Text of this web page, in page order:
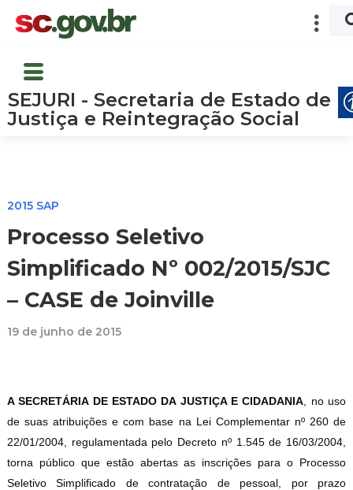
SEJURI - Secretaria de Estado de
Justiça e Reintegração Social
2015 SAP
Processo Seletivo
Simplificado Nº 002/2015/SJC
– CASE de Joinville
19 de junho de 2015
A SECRETÁRIA DE ESTADO DA JUSTIÇA E CIDADANIA , no uso
de suas atribuições e com base na Lei Complementar nº 260 de
22/01/2004, regulamentada pelo Decreto nº 1.545 de 16/03/2004,
torna público que estão abertas as inscrições para o Processo
Seletivo Simplificado de contratação de pessoal, por prazo